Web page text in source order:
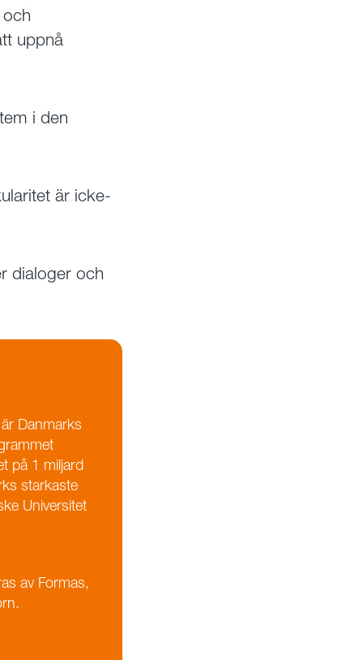
uppnå
i den
är icke-
dialoger och
Danmarks
på 1 miljard
starkaste
Universitet
av Formas,